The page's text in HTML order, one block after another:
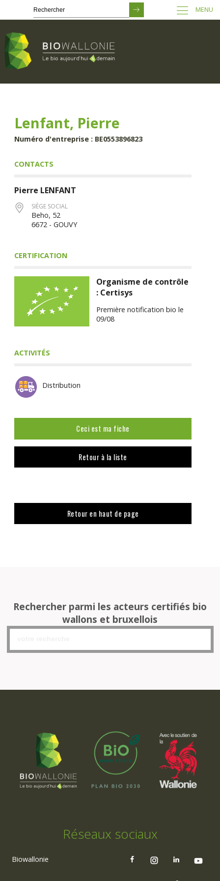
principal
MENU
Lenfant, Pierre
Numéro d'entreprise : BE0553896823
CONTACTS
Pierre LENFANT
SIÈGE SOCIAL
Beho, 52
6672 - GOUVY
CERTIFICATION
Organisme de contrôle
: Certisys
Première notification bio le
09/08
ACTIVITÉS
Distribution
Ceci est ma fiche
Retour à la liste
Retour en haut de page
Rechercher parmi les acteurs certifiés bio
wallons et bruxellois
Réseaux sociaux
Biowallonie